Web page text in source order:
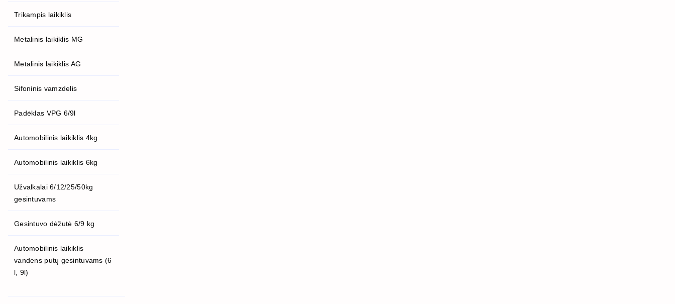
Trikampis laikiklis
Metalinis laikiklis MG
Metalinis laikiklis AG
Sifoninis vamzdelis
Padėklas VPG 6/9l
Automobilinis laikiklis 4kg
Automobilinis laikiklis 6kg
Užvalkalai 6/12/25/50kg
gesintuvams
Gesintuvo dėžutė 6/9 kg
Automobilinis laikiklis
vandens putų gesintuvams (6
l, 9l)